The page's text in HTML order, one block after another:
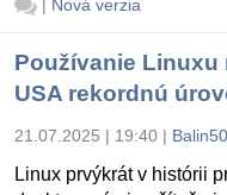
| Nová verzia
Používanie
USA rekordnú
21.07.2025 | 19:40 | Balin50
Linux prvýkrát v histórii